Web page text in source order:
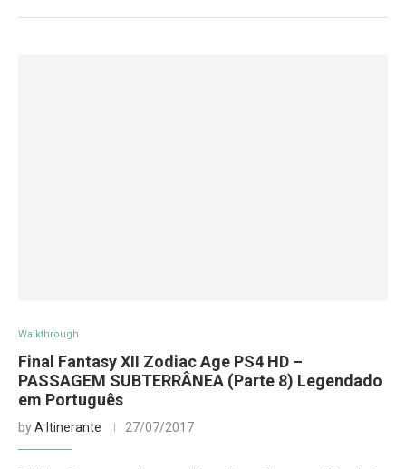
Walkthrough
Final Fantasy XII Zodiac Age PS4 HD –
PASSAGEM SUBTERRÂNEA (Parte 8) Legendado
em Português
byA Itinerante 27/07/2017